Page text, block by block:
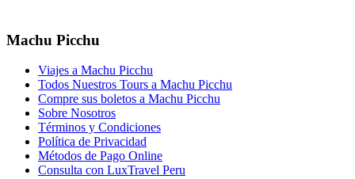
Machu Picchu
Viajes a Machu Picchu
Todos Nuestros Tours a Machu Picchu
Compre sus boletos a Machu Picchu
Sobre Nosotros
Términos y Condiciones
Política de Privacidad
Métodos de Pago Online
Consulta con LuxTravel Peru